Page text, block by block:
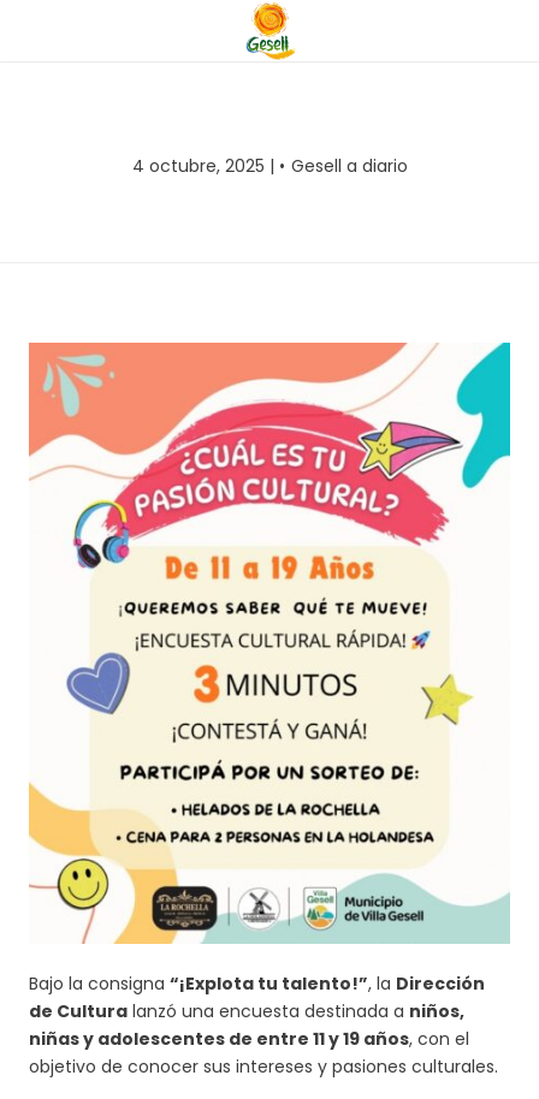
4 octubre, 2025 | Gesell a diario
Bajo la consigna “¡Explota tu talento!”, la Dirección
de Cultura lanzó una encuesta destinada a niños,
niñas y adolescentes de entre 11 y 19 años, con el
objetivo de conocer sus intereses y pasiones culturales.